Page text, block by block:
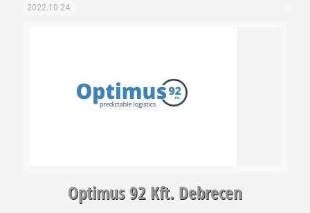
2022.10.24.
Optimus 92 Kft. Debrecen